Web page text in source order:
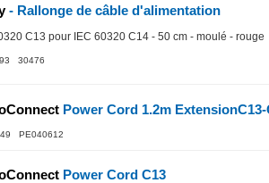
- Rallonge de câble d'alimentation
C13 pour IEC 60320 C14 - 50 cm - moulé - rouge
30476
Power Cord 1.2m
PE040612
Power Cord C13